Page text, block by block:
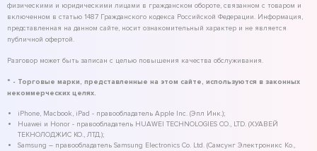
физическими и юридическими лицами в гражданском обороте, связанном с товаром и
включенном в статью 1487 Гражданского кодекса Российской Федерации. Информация,
представленная на данном сайте, носит ознакомительный характер и не является
публичной офертой.
Разговор может быть записан с целью повышения качества обслуживания.
* - Торговые марки, представленные на этом сайте, используются в законных
некоммерческих целях.
iPhone, Macbook, iPad - правообладатель Apple Inc. (Эпл Инк.);
Huawei и Honor - правообладатель HUAWEI TECHNOLOGIES CO., LTD. (ХУАВЕЙ
ТЕКНОЛОДЖИС КО., ЛТД.);
Samsung – правообладатель Samsung Electronics Co. Ltd. (Самсунг Электроникс Ко.,